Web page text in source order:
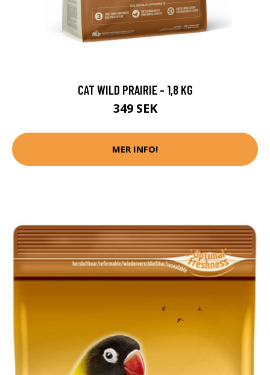
CAT WILD PRAIRIE - 1,8 KG
349 SEK
MER INFO!